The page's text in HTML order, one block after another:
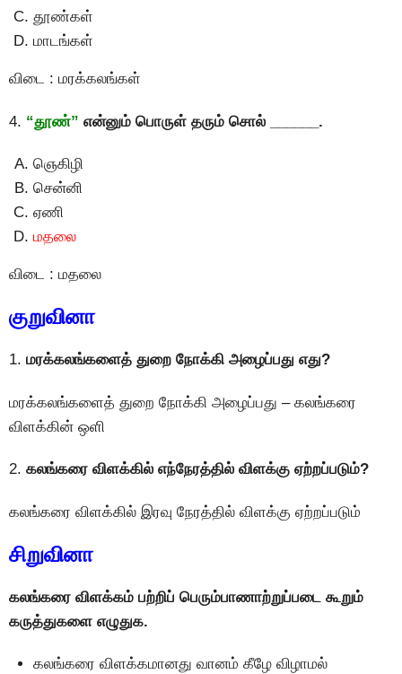
தூண்கள்
மாடங்கள்
விடை : மரக்கலங்கள்
4. “தூண்” என்னும் பொருள் தரும் சொல் ______.
ஞெகிழி
சென்னி
ஏணி
மதலை
விடை : மதலை
குறுவினா
1. மரக்கலங்களைத் துறை நோக்கி அழைப்பது எது?
மரக்கலங்களைத் துறை நோக்கி அழைப்பது – கலங்கரை
விளக்கின் ஒளி
2. கலங்கரை விளக்கில் எந்நேரத்தில் விளக்கு ஏற்றப்படும்?
கலங்கரை விளக்கில் இரவு நேரத்தில் விளக்கு ஏற்றப்படும்
சிறுவினா
கலங்கரை விளக்கம் பற்றிப் பெரும்பாணாற்றுப்படை கூறும்
கருத்துகளை எழுதுக.
கலங்கரை விளக்கமானது வானம் கீழே விழாமல்